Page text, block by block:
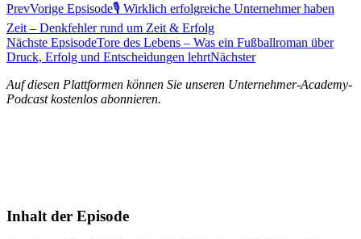
PrevVorige Epsisode🎙️ Wirklich erfolgreiche Unternehmer haben
Zeit – Denkfehler rund um Zeit & Erfolg
Nächste EpsisodeTore des Lebens – Was ein Fußballroman über
Druck, Erfolg und Entscheidungen lehrtNächster
Auf diesen Plattformen können Sie unseren Unternehmer-Academy-
Podcast kostenlos abonnieren.
Inhalt der Episode